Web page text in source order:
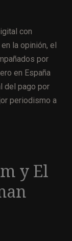
con
la opinión, el
por
en España
del pago por
periodismo a
y El